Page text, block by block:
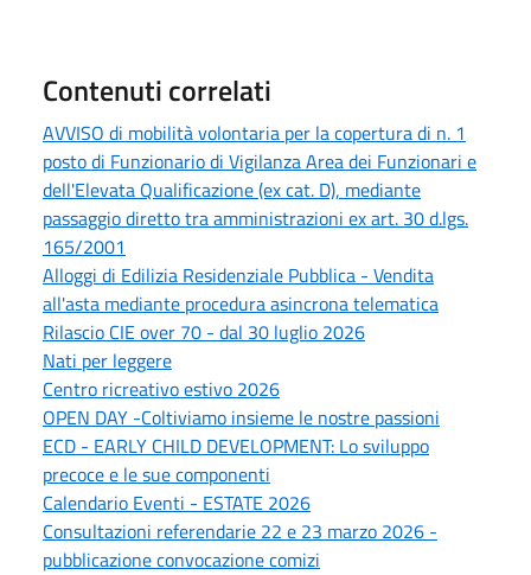
Contenuti correlati
AVVISO di mobilità volontaria per la copertura di n. 1
posto di Funzionario di Vigilanza Area dei Funzionari e
dell'Elevata Qualificazione (ex cat. D), mediante
passaggio diretto tra amministrazioni ex art. 30 d.lgs.
165/2001
Alloggi di Edilizia Residenziale Pubblica - Vendita
all'asta mediante procedura asincrona telematica
Rilascio CIE over 70 - dal 30 luglio 2026
Nati per leggere
Centro ricreativo estivo 2026
OPEN DAY -Coltiviamo insieme le nostre passioni
ECD - EARLY CHILD DEVELOPMENT: Lo sviluppo
precoce e le sue componenti
Calendario Eventi - ESTATE 2026
Consultazioni referendarie 22 e 23 marzo 2026 -
pubblicazione convocazione comizi